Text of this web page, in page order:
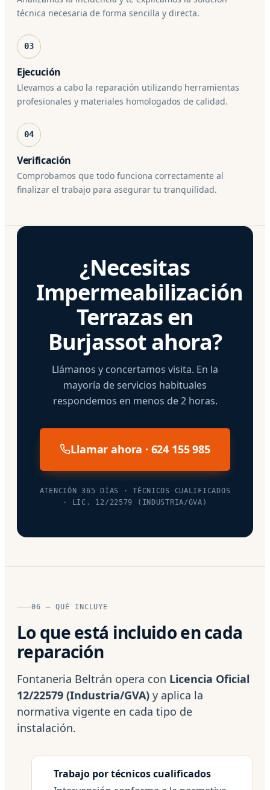
técnica necesaria de forma sencilla y directa.
03
Ejecución
Llevamos a cabo la reparación utilizando herramientas
profesionales y materiales homologados de calidad.
04
Verificación
Comprobamos que todo funciona correctamente al
finalizar el trabajo para asegurar tu tranquilidad.
¿Necesitas
Impermeabilización
Terrazas en
Burjassot ahora?
Llámanos y concertamos visita. En la
mayoría de servicios habituales
respondemos en menos de 2 horas.
Llamar ahora · 624 155 985
ATENCIÓN 365 DÍAS · TÉCNICOS CUALIFICADOS
· LIC. 12/22579 (INDUSTRIA/GVA)
06 — QUÉ INCLUYE
Lo que está incluido en cada
reparación
Fontaneria Beltrán opera con Licencia Oficial
12/22579 (Industria/GVA) y aplica la
normativa vigente en cada tipo de
instalación.
Trabajo por técnicos cualificados